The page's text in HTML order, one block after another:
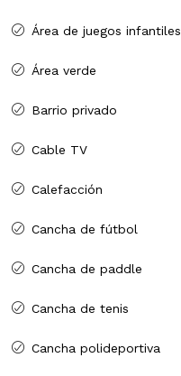
Área de juegos infantiles
Área verde
Barrio privado
Cable TV
Calefacción
Cancha de fútbol
Cancha de paddle
Cancha de tenis
Cancha polideportiva